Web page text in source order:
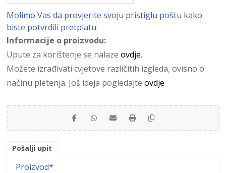
Molimo Vas da provjerite svoju pristiglu poštu kako
biste potvrdili pretplatu.
Informacije o proizvodu:
Upute za korištenje se nalazeovdje.
Možete izrađivati cvjetove različitih izgleda, ovisno o
načinu pletenja. Još ideja pogledajte ovdje
Pošalji upit
Proizvod*